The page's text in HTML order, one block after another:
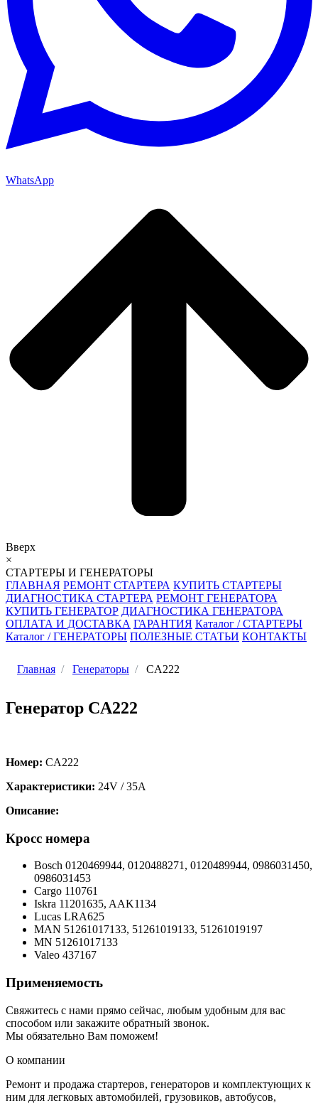
WhatsApp
Вверх
×
СТАРТЕРЫ И ГЕНЕРАТОРЫ
ГЛАВНАЯ РЕМОНТ СТАРТЕРА КУПИТЬ СТАРТЕРЫ
ДИАГНОСТИКА СТАРТЕРА РЕМОНТ ГЕНЕРАТОРА
КУПИТЬ ГЕНЕРАТОР ДИАГНОСТИКА ГЕНЕРАТОРА
ОПЛАТА И ДОСТАВКА ГАРАНТИЯ Каталог / СТАРТЕРЫ
Каталог / ГЕНЕРАТОРЫ ПОЛЕЗНЫЕ СТАТЬИ КОНТАКТЫ
Главная Генераторы CA222
Генератор CA222
Номер: CA222
Характеристики: 24V / 35A
Описание:
Кросс номера
Bosch 0120469944, 0120488271, 0120489944, 0986031450,
0986031453
Cargo 110761
Iskra 11201635, AAK1134
Lucas LRA625
MAN 51261017133, 51261019133, 51261019197
MN 51261017133
Valeo 437167
Применяемость
Свяжитесь с нами прямо сейчас, любым удобным для вас
способом или закажите обратный звонок.
Мы обязательно Вам поможем!
О компании
Ремонт и продажа стартеров, генераторов и комплектующих к
ним для легковых автомобилей, грузовиков, автобусов,